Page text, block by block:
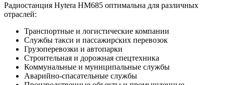
Радиостанция Hytera HM685 оптимальна для различных
отраслей:
Транспортные и логистические компании
Службы такси и пассажирских перевозок
Грузоперевозки и автопарки
Строительная и дорожная спецтехника
Коммунальные и муниципальные службы
Аварийно-спасательные службы